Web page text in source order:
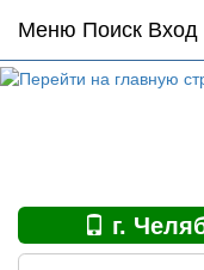
Основное
меню
по
Меню Поиск Вход
г.